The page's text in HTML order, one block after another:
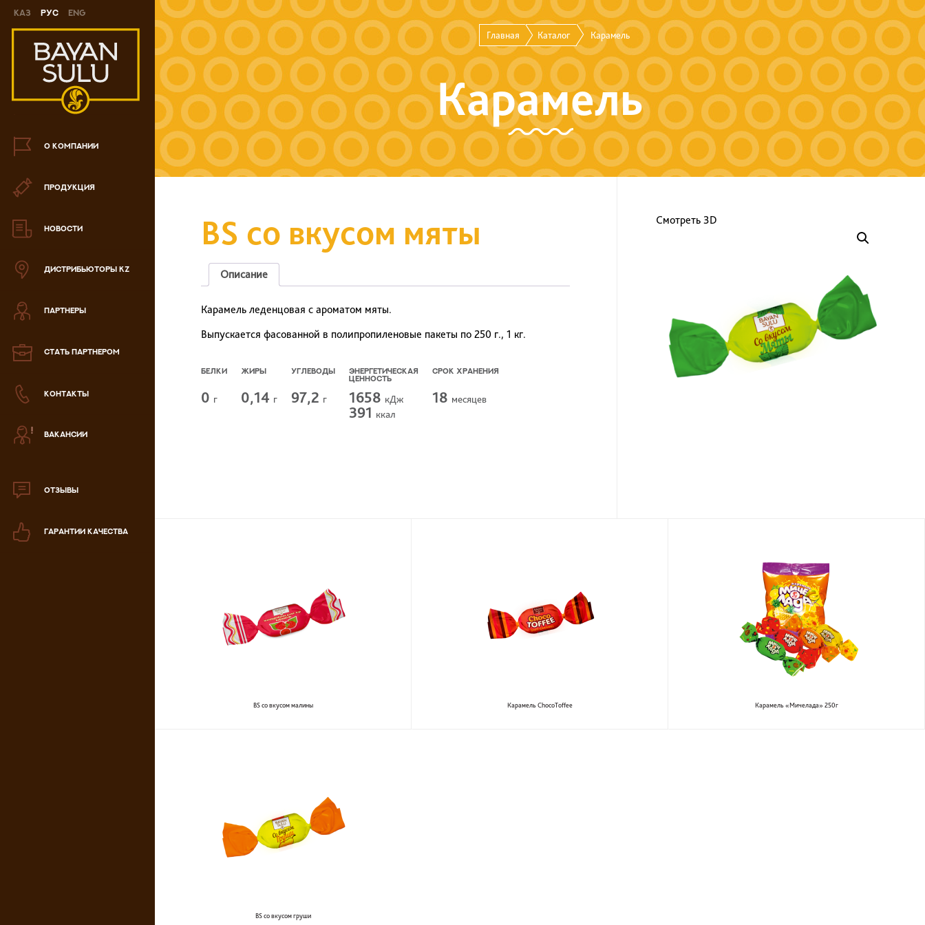
Каз Рус Eng
О КОМПАНИИ
ПРОДУКЦИЯ
НОВОСТИ
ДИСТРИБЬЮТОРЫ KZ
ПАРТНЕРЫ
СТАТЬ ПАРТНЕРОМ
КОНТАКТЫ
ВАКАНСИИ
ОТЗЫВЫ
ГАРАНТИИ КАЧЕСТВА
паста
продукции
РФ
Главная Каталог Карамель
Карамель
BS со вкусом мяты
Описание
Карамель леденцовая с ароматом мяты.
Выпускается фасованной в полипропиленовые пакеты по 250 г., 1 кг.
БЕЛКИ ЖИРЫ УГЛЕВОДЫ
ЭНЕРГЕТИЧЕСКАЯ
ЦЕННОСТЬ
СРОК ХРАНЕНИЯ
0 г 0,14 г 97,2 г 1658 кДж
391 ккал
18 меcяцев
Смотреть 3D
BS со вкусом малины Карамель ChocoToffee Карамель «Мичелада» 250г
BS со вкусом груши